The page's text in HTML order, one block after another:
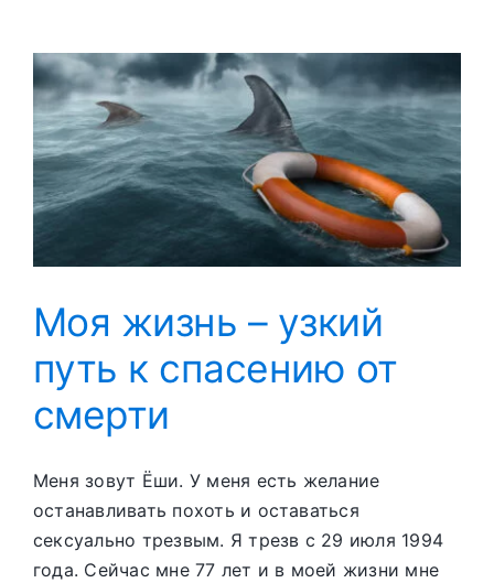
Индии
Моя жизнь – узкий
путь к спасению от
смерти
Меня зовут Ёши. У меня есть желание
останавливать похоть и оставаться
сексуально трезвым. Я трезв с 29 июля 1994
года. Сейчас мне 77 лет и в моей жизни мне